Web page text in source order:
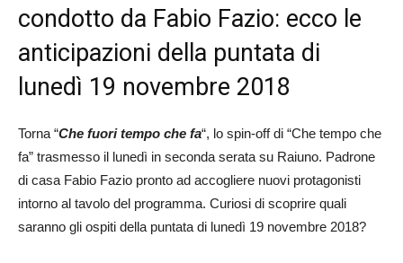
condotto da Fabio Fazio: ecco le
anticipazioni della puntata di
lunedì 19 novembre 2018
Torna “Che fuori tempo che fa“, lo spin-off di “Che tempo che
fa” trasmesso il lunedì in seconda serata su Raiuno. Padrone
di casa Fabio Fazio pronto ad accogliere nuovi protagonisti
intorno al tavolo del programma. Curiosi di scoprire quali
saranno gli ospiti della puntata di lunedì 19 novembre 2018?